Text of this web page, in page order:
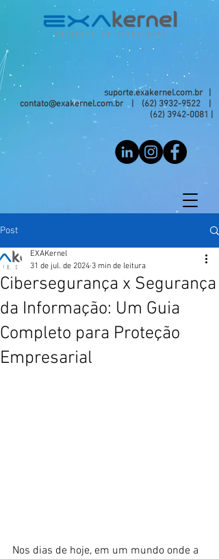
suporte.exakernel.com.br |
contato@exakernel.com.br| (62) 3932-9522
(62) 3942-0081
Post
Cibersegurança x Segurança
da Informação: Um Guia
Completo para Proteção
Empresarial
EXAKernel
31 de jul. de 2024 3 min de leitura
Nos dias de hoje, em um mundo onde a